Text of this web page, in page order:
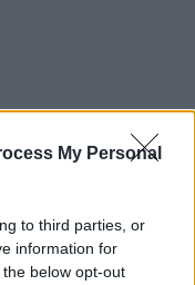
My Personal
to third parties, or
information for
below opt-out